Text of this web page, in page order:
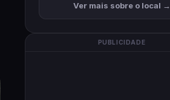
Ver mais sobre o local →
PUBLICIDADE